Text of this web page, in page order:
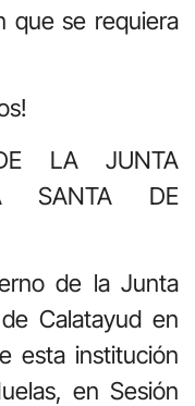
que se requiera
DE LA JUNTA
SANTA DE
de la Junta
Calatayud en
esta institución
en Sesión